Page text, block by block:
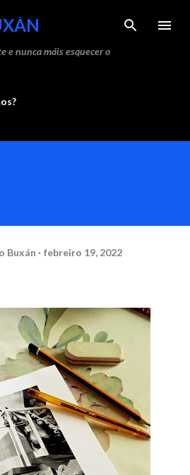
contido principal
e nunca máis esquecer o
Buxán febreiro 19, 2022